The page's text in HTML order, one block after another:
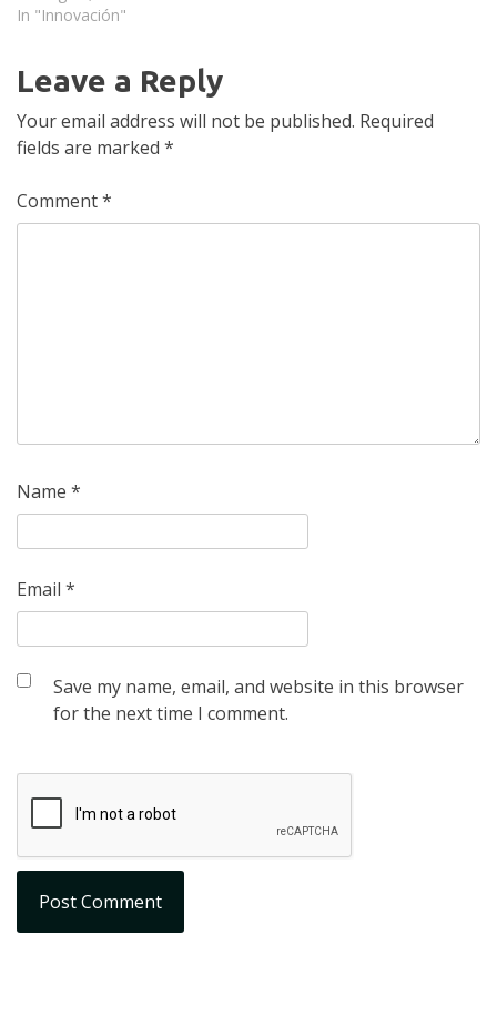
In "Innovación"
Leave a Reply
Your email address will not be published. Required
fields are marked *
Comment*
Name *
Email *
Save my name, email, and website in this browser
for the next time I comment.